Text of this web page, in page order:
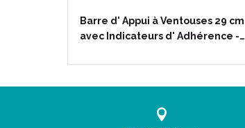
Barre d' Appui à Ventouses 29 cm
avec Indicateurs d' Adhérence -…